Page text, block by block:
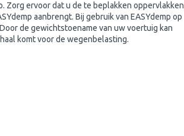
Zorg ervoor dat u de te beplakken oppervlakken
aanbrengt. Bij gebruik van EASYdemp op
de gewichtstoename van uw voertuig kan
komt voor de wegenbelasting.